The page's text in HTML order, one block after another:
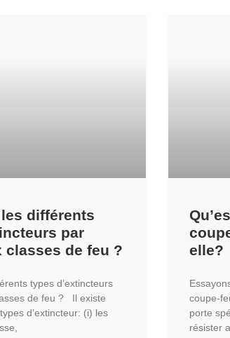
différents
par
classes de feu ?
types d’extincteurs
de feu ? Il existe
d’extincteur: (i) les
elle?
coupe-
porte
résister